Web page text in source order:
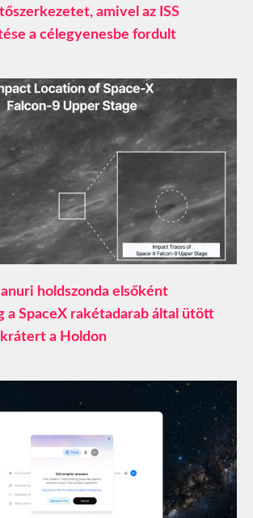
amivel az ISS
a célegyenesbe fordult
holdszonda elsőként
SpaceX rakétadarab által ütött
a Holdon